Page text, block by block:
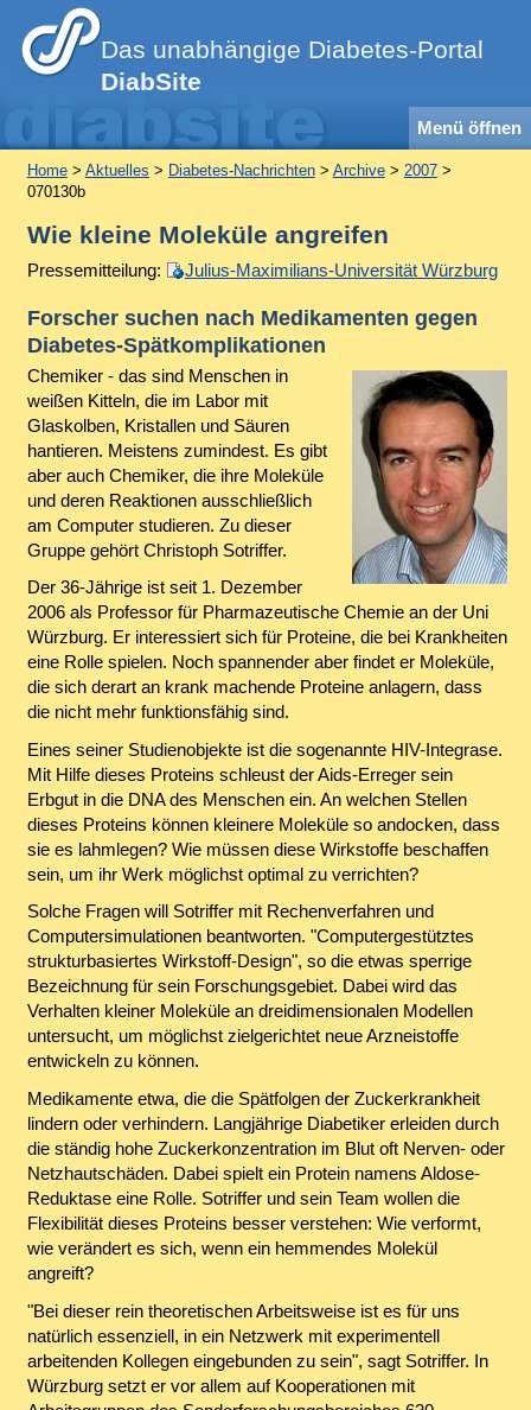
Das unabhängige Diabetes-Portal
DiabSite
Menü öffnen
Home> Aktuelles > Diabetes-Nachrichten> Archive> 2007>
070130b
Wie kleine Moleküle angreifen
Pressemitteilung: Julius-Maximilians-Universität Würzburg
Forscher suchen nach Medikamenten gegen
Diabetes-Spätkomplikationen
Chemiker - das sind Menschen in
weißen Kitteln, die im Labor mit
Glaskolben, Kristallen und Säuren
hantieren. Meistens zumindest. Es gibt
aber auch Chemiker, die ihre Moleküle
und deren Reaktionen ausschließlich
am Computer studieren. Zu dieser
Gruppe gehört Christoph Sotriffer.
Der 36-Jährige ist seit 1. Dezember
2006 als Professor für Pharmazeutische Chemie an der Uni
Würzburg. Er interessiert sich für Proteine, die bei Krankheiten
eine Rolle spielen. Noch spannender aber findet er Moleküle,
die sich derart an krank machende Proteine anlagern, dass
die nicht mehr funktionsfähig sind.
Eines seiner Studienobjekte ist die sogenannte HIV-Integrase.
Mit Hilfe dieses Proteins schleust der Aids-Erreger sein
Erbgut in die DNA des Menschen ein. An welchen Stellen
dieses Proteins können kleinere Moleküle so andocken, dass
sie es lahmlegen? Wie müssen diese Wirkstoffe beschaffen
sein, um ihr Werk möglichst optimal zu verrichten?
Solche Fragen will Sotriffer mit Rechenverfahren und
Computersimulationen beantworten. "Computergestütztes
strukturbasiertes Wirkstoff-Design", so die etwas sperrige
Bezeichnung für sein Forschungsgebiet. Dabei wird das
Verhalten kleiner Moleküle an dreidimensionalen Modellen
untersucht, um möglichst zielgerichtet neue Arzneistoffe
entwickeln zu können.
Medikamente etwa, die die Spätfolgen der Zuckerkrankheit
lindern oder verhindern. Langjährige Diabetiker erleiden durch
die ständig hohe Zuckerkonzentration im Blut oft Nerven- oder
Netzhautschäden. Dabei spielt ein Protein namens Aldose-
Reduktase eine Rolle. Sotriffer und sein Team wollen die
Flexibilität dieses Proteins besser verstehen: Wie verformt,
wie verändert es sich, wenn ein hemmendes Molekül
angreift?
"Bei dieser rein theoretischen Arbeitsweise ist es für uns
natürlich essenziell, in ein Netzwerk mit experimentell
arbeitenden Kollegen eingebunden zu sein", sagt Sotriffer. In
Würzburg setzt er vor allem auf Kooperationen mit